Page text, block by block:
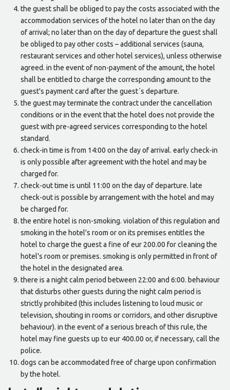
the guest shall be obliged to pay the costs associated with the
accommodation services of the hotel no later than on the day
of arrival; no later than on the day of departure the guest shall
be obliged to pay other costs – additional services (sauna,
restaurant services and other hotel services), unless otherwise
agreed. in the event of non-payment of the amount, the hotel
shall be entitled to charge the corresponding amount to the
guest's payment card after the guest´s departure.
the guest may terminate the contract under the cancellation
conditions or in the event that the hotel does not provide the
guest with pre-agreed services corresponding to the hotel
standard.
check-in time is from 14:00 on the day of arrival. early check-in
is only possible after agreement with the hotel and may be
charged for.
check-out time is until 11:00 on the day of departure. late
check-out is possible by arrangement with the hotel and may
be charged for.
the entire hotel is non-smoking. violation of this regulation and
smoking in the hotel's room or on its premises entitles the
hotel to charge the guest a fine of eur 200.00 for cleaning the
hotel's room or premises. smoking is only permitted in front of
the hotel in the designated area.
there is a night calm period between 22:00 and 6:00. behaviour
that disturbs other guests during the night calm period is
strictly prohibited (this includes listening to loud music or
television, shouting in rooms or corridors, and other disruptive
behaviour). in the event of a serious breach of this rule, the
hotel may fine guests up to eur 400.00 or, if necessary, call the
police.
dogs can be accommodated free of charge upon confirmation
by the hotel.